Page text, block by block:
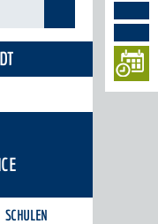
SCHULEN